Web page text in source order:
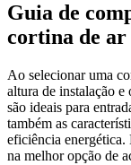
Guia de
cortina de ar
Ao selecionar uma
altura de instalação
são ideais para
também as
eficiência energética.
na melhor opção de